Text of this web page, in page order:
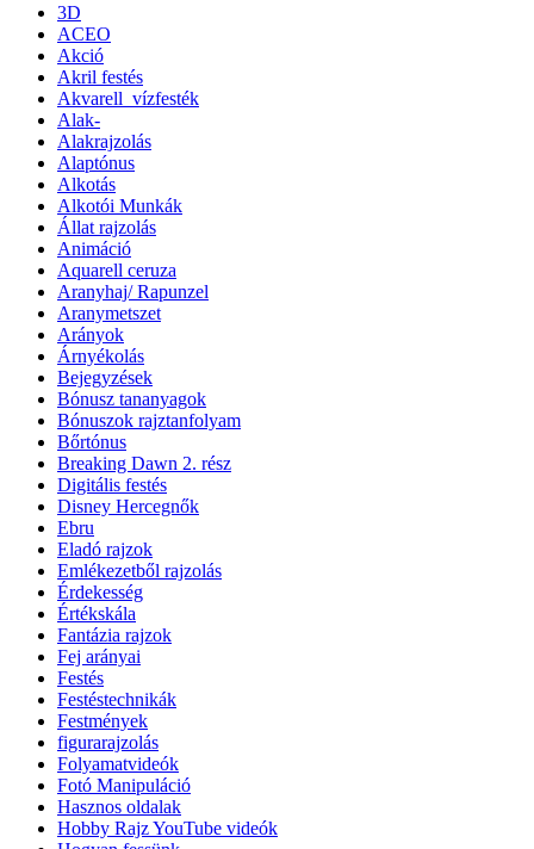
3D
ACEO
Akció
Akril festés
Akvarell_vízfesték
Alak-
Alakrajzolás
Alaptónus
Alkotás
Alkotói Munkák
Állat rajzolás
Animáció
Aquarell ceruza
Aranyhaj/ Rapunzel
Aranymetszet
Arányok
Árnyékolás
Bejegyzések
Bónusz tananyagok
Bónuszok rajztanfolyam
Bőrtónus
Breaking Dawn 2. rész
Digitális festés
Disney Hercegnők
Ebru
Eladó rajzok
Emlékezetből rajzolás
Érdekesség
Értékskála
Fantázia rajzok
Fej arányai
Festés
Festéstechnikák
Festmények
figurarajzolás
Folyamatvideók
Fotó Manipuláció
Hasznos oldalak
Hobby Rajz YouTube videók